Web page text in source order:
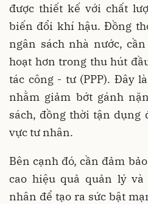
được thiết kế với chất
biến đổi khí hậu. Đồng
ngân sách nhà nước,
hoạt hơn trong thu hút
tác công - tư (PPP). Đây
nhằm giảm bớt gánh
sách, đồng thời tận dụng
vực tư nhân.
Bên cạnh đó, cần đảm
cao hiệu quả quản lý
nhân để tạo ra sức bật